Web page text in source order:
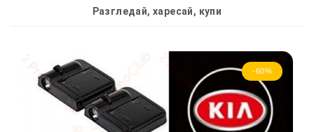
Разгледай, харесай, купи
-60%